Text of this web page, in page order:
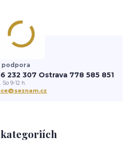
kategoriích
podpora
232 307 Ostrava 778 585 851
So 9-12 h.